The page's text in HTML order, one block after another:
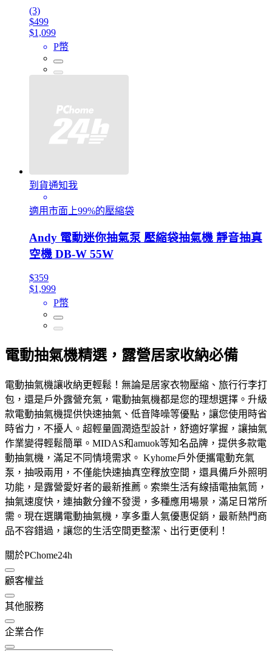
(3)
$499
$1,099
P幣
到貨通知我
適用市面上99%的壓縮袋
Andy 電動迷你抽氣泵 壓縮袋抽氣機 靜音抽真
空機 DB-W 55W
$359
$1,999
P幣
電動抽氣機精選，露營居家收納必備
電動抽氣機讓收納更輕鬆！無論是居家衣物壓縮、旅行行李打
包，還是戶外露營充氣，電動抽氣機都是您的理想選擇。升級
款電動抽氣機提供快速抽氣、低音降噪等優點，讓您使用時省
時省力，不擾人。超輕量圓潤造型設計，舒適好掌握，讓抽氣
作業變得輕鬆簡單。MIDAS和amuok等知名品牌，提供多款電
動抽氣機，滿足不同情境需求。 Kyhome戶外便攜電動充氣
泵，抽吸兩用，不僅能快速抽真空釋放空間，還具備戶外照明
功能，是露營愛好者的最新推薦。索樂生活有線插電抽氣筒，
抽氣速度快，連抽數分鐘不發燙，多種應用場景，滿足日常所
需。現在選購電動抽氣機，享多重人氣優惠促銷，最新熱門商
品不容錯過，讓您的生活空間更整潔、出行更便利！
關於PChome24h
顧客權益
其他服務
企業合作